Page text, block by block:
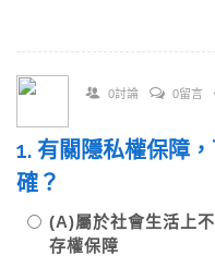
0討論 0留言
1. 有關隱私權保障
確？
(A)屬於社會生活上
存權保障